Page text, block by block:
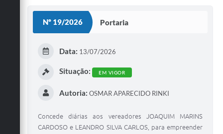
Nº 19/2026 Portaria
Data: 13/07/2026
Situação: EM VIGOR
Autoria: OSMAR APARECIDO RINKI
Concede diárias aos vereadores JOAQUIM MARINS
CARDOSO e LEANDRO SILVA CARLOS, para empreender